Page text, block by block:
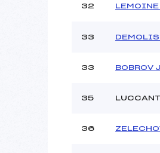
32 LEMOINE
33 DEMOLIS
33 BOBROV
35
36